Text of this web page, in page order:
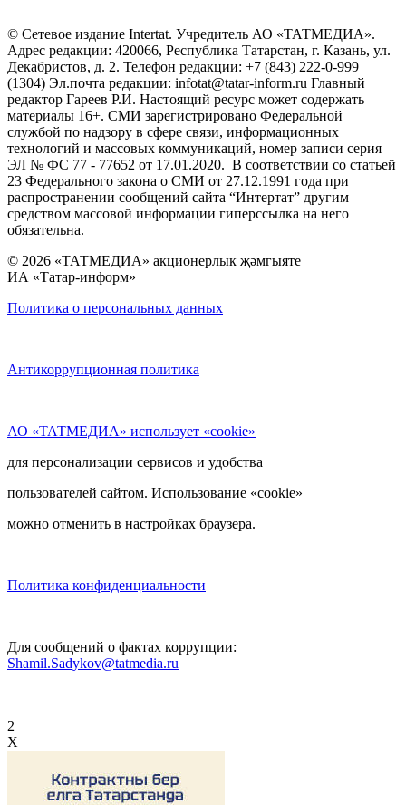
© Сетевое издание Intertat. Учредитель АО «ТАТМЕДИА».
Адрес редакции: 420066, Республика Татарстан, г. Казань, ул.
Декабристов, д. 2. Телефон редакции: +7 (843) 222-0-999
(1304) Эл.почта редакции: infotat@tatar-inform.ru Главный
редактор Гареев Р.И. Настоящий ресурс может содержать
материалы 16+. СМИ зарегистрировано Федеральной
службой по надзору в сфере связи, информационных
технологий и массовых коммуникаций, номер записи серия
ЭЛ № ФС 77 - 77652 от 17.01.2020. В соответствии со статьей
23 Федерального закона о СМИ от 27.12.1991 года при
распространении сообщений сайта “Интертат” другим
средством массовой информации гиперссылка на него
обязательна.
© 2026 «ТАТМЕДИА» акционерлык җәмгыяте
ИА «Татар-информ»
Политика о персональных данных
Антикоррупционная политика
АО «ТАТМЕДИА» использует «cookie»
для персонализации сервисов и удобства
пользователей сайтом. Использование «cookie»
можно отменить в настройках браузера.
Политика конфиденциальности
Для сообщений о фактах коррупции:
Shamil.Sadykov@tatmedia.ru
2
X